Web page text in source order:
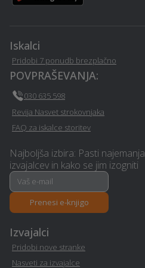
storitve ob ločitvi - Tabor
Dekorativni beton - Tabor
Sanacija balkonov in teras
- Tabor
Ogrevanje - Tabor
Najem avtomobilov -
Tabor
Polaganje ploščic - Tabor
Steklarstvo - Tabor
Iskalci
Pridobi 7 ponudb brezplačno
POVPRAŠEVANJA:
030 635 598
Revija Nasvet strokovnjaka
FAQ za iskalce storitev
Najboljša izbira: Pasti najemanja
izvajalcev in kako se jim izogniti
Prenesi e-knjigo
Izvajalci
Pridobi nove stranke
Nasveti za izvajalce